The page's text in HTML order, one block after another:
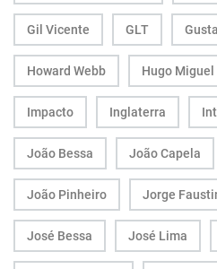
Gil Vicente GLT
Howard Webb Hugo Miguel
Impacto Inglaterra
João Bessa João Capela
João Pinheiro Jorge
José Bessa José Lima